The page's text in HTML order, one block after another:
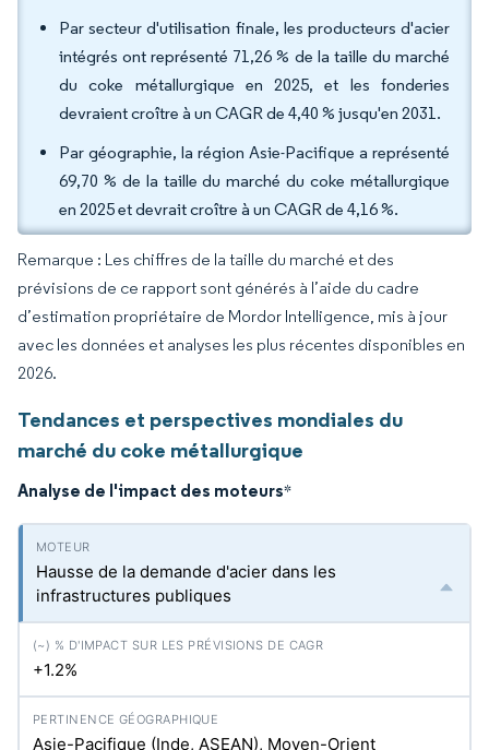
Par secteur d'utilisation finale, les producteurs d'acier
intégrés ont représenté 71,26 % de la taille du marché
du coke métallurgique en 2025, et les fonderies
devraient croître à un CAGR de 4,40 % jusqu'en 2031.
Par géographie, la région Asie-Pacifique a représenté
69,70 % de la taille du marché du coke métallurgique
en 2025 et devrait croître à un CAGR de 4,16 %.
Remarque : Les chiffres de la taille du marché et des
prévisions de ce rapport sont générés à l’aide du cadre
d’estimation propriétaire de Mordor Intelligence, mis à jour
avec les données et analyses les plus récentes disponibles en
2026.
Tendances et perspectives mondiales du
marché du coke métallurgique
Analyse de l'impact des moteurs*
Hausse de la demande d'acier dans les
infrastructures publiques
+1.2%
Asie-Pacifique (Inde, ASEAN), Moyen-Orient